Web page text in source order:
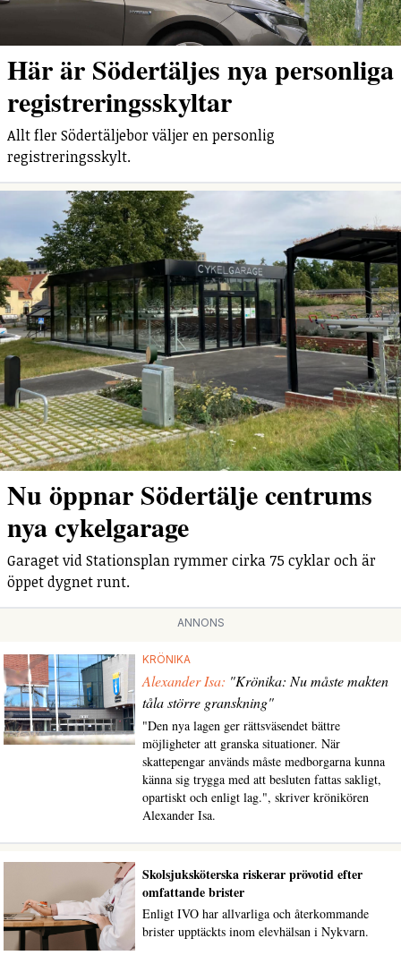
Här är Södertäljes nya personliga
registreringsskyltar
Allt fler Södertäljebor väljer en personlig
registreringsskylt.
Nu öppnar Södertälje centrums
nya cykelgarage
Garaget vid Stationsplan rymmer cirka 75 cyklar och är
öppet dygnet runt.
ANNONS
KRÖNIKA
Alexander Isa: "Krönika: Nu måste makten
tåla större granskning"
"Den nya lagen ger rättsväsendet bättre
möjligheter att granska situationer. När
skattepengar används måste medborgarna kunna
känna sig trygga med att besluten fattas sakligt,
opartiskt och enligt lag.", skriver krönikören
Alexander Isa.
Skolsjuksköterska riskerar prövotid efter
omfattande brister
Enligt IVO har allvarliga och återkommande
brister upptäckts inom elevhälsan i Nykvarn.